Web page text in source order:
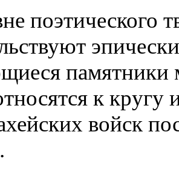
поэтического
памятники
к кругу
войск